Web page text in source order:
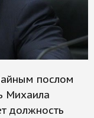
послом
Михаила
должность